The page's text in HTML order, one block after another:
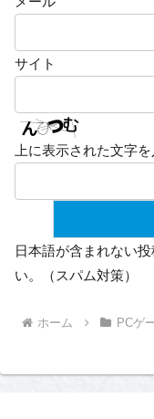
サイト
上に表示された文字
日本語が含まれない
い。（スパム対策）
ホーム PCゲ